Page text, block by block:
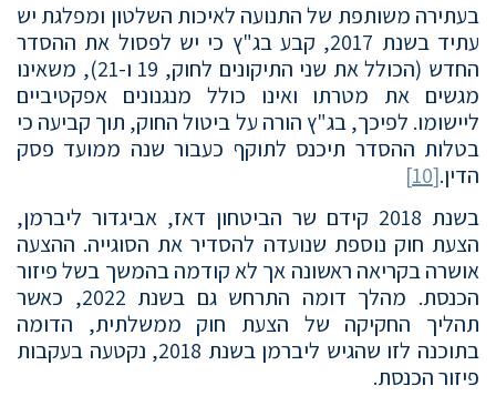
בעתירה משותפת של התנועה לאיכות השלטון ומפלגת יש
עתיד בשנת 2017, קבע בג"ץ כי יש לפסול את ההסדר
החדש (הכולל את שני התיקונים לחוק, 19 ו-21), משאינו
מגשים את מטרתו ואינו כולל מנגנונים אפקטיביים
ליישומו. לפיכך, בג"ץ הורה על ביטול החוק, תוך קביעה כי
בטלות ההסדר תיכנס לתוקף כעבור שנה ממועד פסק
הדין.[10]
בשנת 2018 קידם שר הביטחון דאז, אביגדור ליברמן,
הצעת חוק נוספת שנועדה להסדיר את הסוגייה. ההצעה
אושרה בקריאה ראשונה אך לא קודמה בהמשך בשל פיזור
הכנסת. מהלך דומה התרחש גם בשנת 2022, כאשר
תהליך החקיקה של הצעת חוק ממשלתית, הדומה
בתוכנה לזו שהגיש ליברמן בשנת 2018, נקטעה בעקבות
פיזור הכנסת.